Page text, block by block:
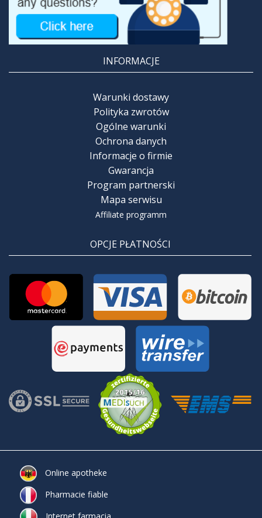
INFORMACJE
Warunki dostawy
Polityka zwrotów
Ogólne warunki
Ochrona danych
Informacje o firmie
Gwarancja
Program partnerski
Mapa serwisu
Affiliate programm
OPCJE PŁATNOŚCI
Online apotheke
Pharmacie fiable